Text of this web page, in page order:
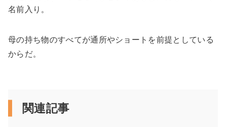
名前入り。
母の持ち物のすべてが通所やショートを前提としている
からだ。
関連記事